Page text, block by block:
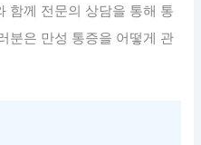
함께 전문의 상담을 통해 통
분은 만성 통증을 어떻게 관